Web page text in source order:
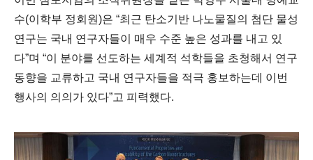
수(이학부 정회원)은 “최근 탄소기반 나노물질의 첨단 물성
연구는 국내 연구자들이 매우 수준 높은 성과를 내고 있
다”며 “이 분야를 선도하는 세계적 석학들을 초청해서 연구
동향을 교류하고 국내 연구자들을 적극 홍보하는데 이번
행사의 의의가 있다”고 피력했다.